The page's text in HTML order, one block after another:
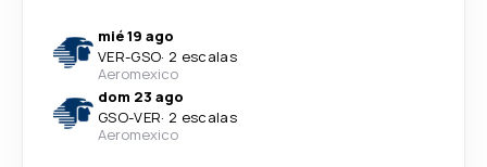
mié 19 ago
VER-GSO· 2 escalas
Aeromexico
dom 23 ago
GSO-VER· 2 escalas
Aeromexico